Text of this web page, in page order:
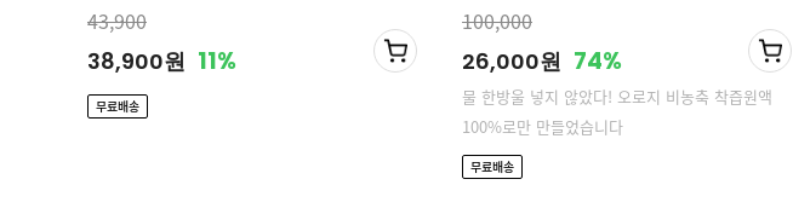
43,900
38,900원 11%
무료배송
100,000
26,000원 74%
물 한방울 넣지 않았다! 오로지 비농축 착즙원액
100%로만 만들었습니다
무료배송